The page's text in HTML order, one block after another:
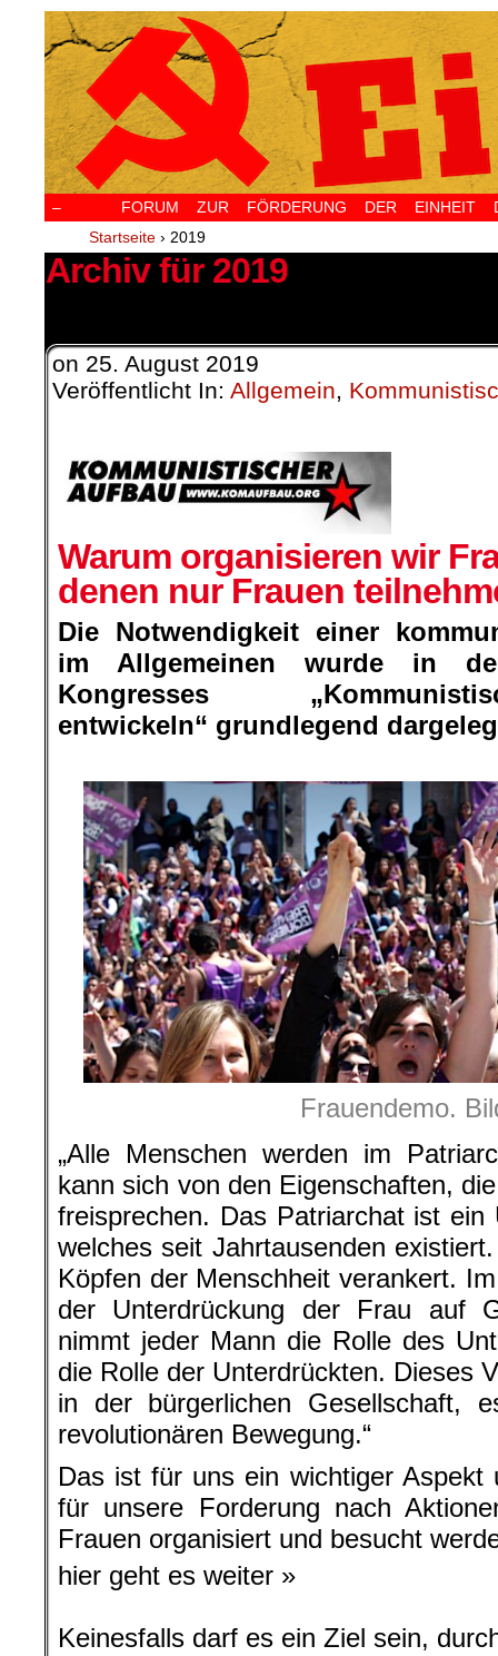
–
FORUM ZUR FÖRDERUNG DER EINHEIT
Startseite › 2019
Archiv für 2019
on 25. August 2019
Veröffentlicht In: Allgemein,
Warum organisieren wir
denen nur Frauen
Die Notwendigkeit einer
im Allgemeinen wurde in
Kongresses
entwickeln“ grundlegend
Frauendemo.
„Alle Menschen werden im
kann sich von den Eigenschaften,
freisprechen. Das Patriarchat ist ein
welches seit Jahrtausenden
Köpfen der Menschheit verankert.
der Unterdrückung der Frau auf
nimmt jeder Mann die Rolle des
die Rolle der Unterdrückten. Dieses
in der bürgerlichen Gesellschaft,
revolutionären Bewegung.“
Das ist für uns ein wichtiger Aspekt
für unsere Forderung nach
Frauen organisiert und besucht
hier geht es weiter »
Keinesfalls darf es ein Ziel sein,